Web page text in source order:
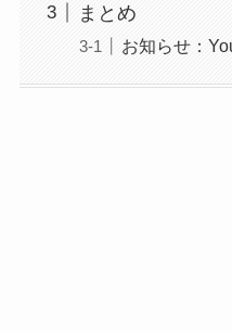
まとめ
お知らせ：